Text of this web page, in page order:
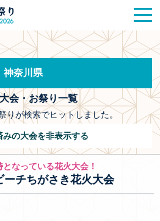
会
の道
料観覧席
ポスター一覧
開催花火・祭一覧
神奈川県
会・お祭り一覧
りが検索でヒットしました。
みの大会を非表示する
なっている花火大会！
ーチちがさき花火大会